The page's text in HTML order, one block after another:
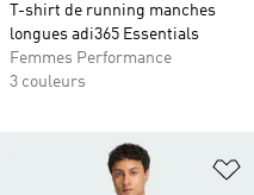
T-shirt de running manches
longues adi365 Essentials
Femmes Performance
3 couleurs